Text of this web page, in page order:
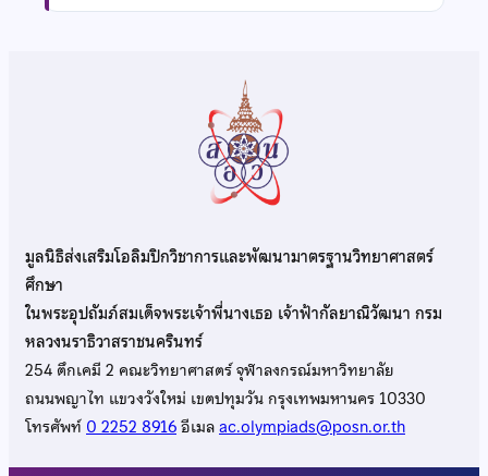
มูลนิธิส่งเสริมโอลิมปิกวิชาการและพัฒนามาตรฐานวิทยาศาสตร์
ศึกษา
ในพระอุปถัมภ์สมเด็จพระเจ้าพี่นางเธอ เจ้าฟ้ากัลยาณิวัฒนา กรม
หลวงนราธิวาสราชนครินทร์
254 ตึกเคมี 2 คณะวิทยาศาสตร์ จุฬาลงกรณ์มหาวิทยาลัย
ถนนพญาไท แขวงวังใหม่ เขตปทุมวัน กรุงเทพมหานคร 10330
โทรศัพท์0 2252 8916อีเมลac.olympiads@posn.or.th